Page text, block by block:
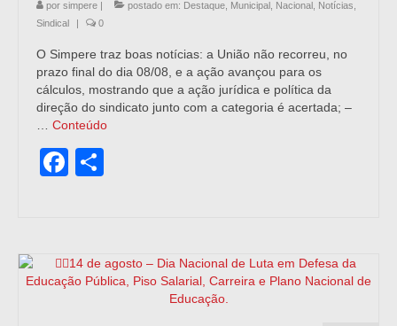
por simpere | postado em: Destaque Municipal Nacional Notícias
Sindical
| 0
O Simpere traz boas notícias: a União não recorreu, no
prazo final do dia 08/08, e a ação avançou para os
cálculos, mostrando que a ação jurídica e política da
direção do sindicato junto com a categoria é acertada; –
Conteúdo
Facebook